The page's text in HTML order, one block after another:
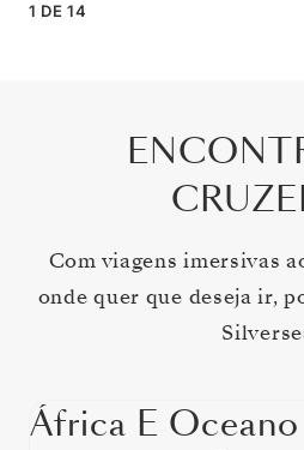
1 DE 14
Com viagens imersivas
onde quer que deseja ir,
África E